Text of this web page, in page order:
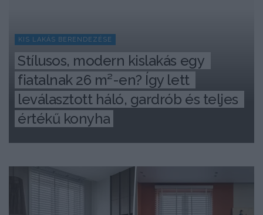
KIS LAKÁS BERENDEZÉSE
Stílusos, modern kislakás egy
fiatalnak 26 m²-en? Így lett
leválasztott háló, gardrób és teljes
értékű konyha